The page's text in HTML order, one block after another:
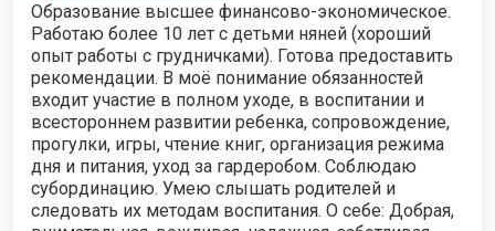
Образование высшее финансово-экономическое.
Работаю более 10 лет с детьми няней (хороший
опыт работы с грудничками). Готова предоставить
рекомендации. В моё понимание обязанностей
входит участие в полном уходе, в воспитании и
всестороннем развитии ребенка, сопровождение,
прогулки, игры, чтение книг, организация режима
дня и питания, уход за гардеробом. Соблюдаю
субординацию. Умею слышать родителей и
следовать их методам воспитания. О себе: Добрая,